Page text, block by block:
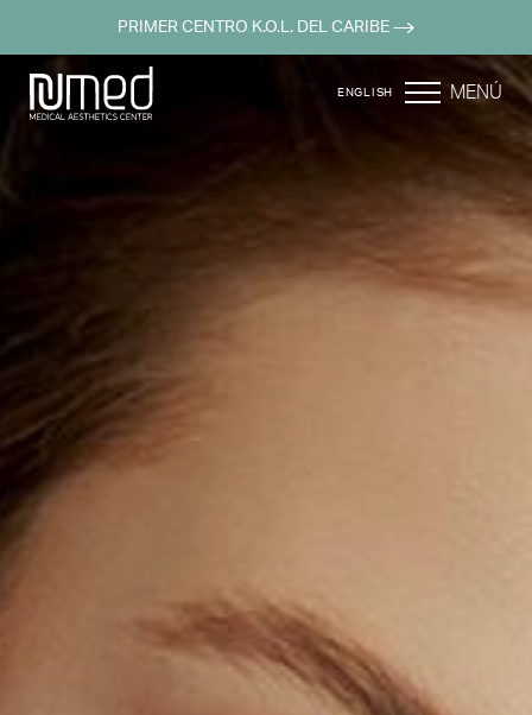
PRIMER CENTRO K.O.L. DEL CARIBE
ENGLISH MENÚ